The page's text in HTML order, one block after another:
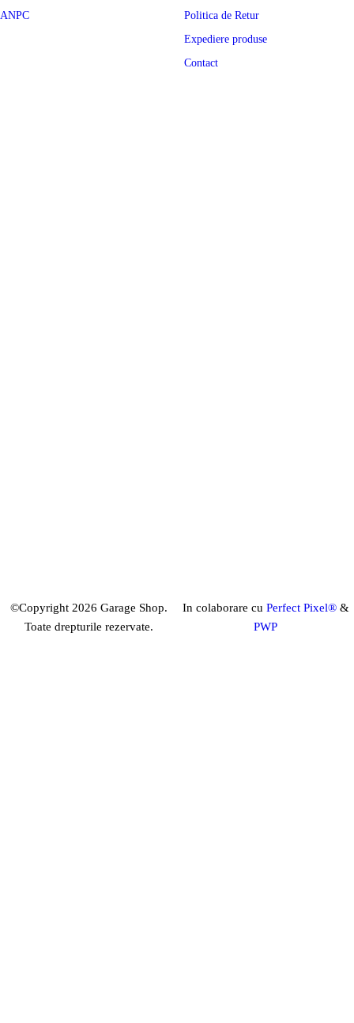
ANPC
Politica de Retur
Expediere produse
Contact
©Copyright 2026 Garage Shop.
Toate drepturile rezervate.
In colaborare cu Perfect Pixel®&
PWP